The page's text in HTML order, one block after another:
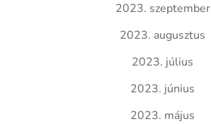
2023. szeptember
2023. augusztus
2023. július
2023. június
2023. május